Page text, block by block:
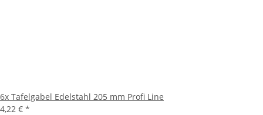
6x Tafelgabel Edelstahl 205 mm Profi Line
4,22 € *